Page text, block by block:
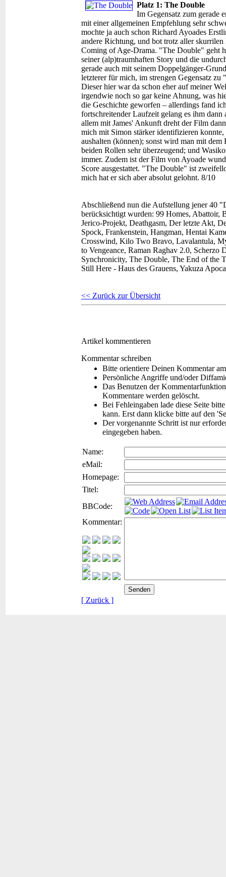
Platz 1: The Double
Im Gegensatz zum
mit einer allgemeinen Empfehlung sehr
mochte ja auch schon Richard Ayoades
andere Richtung, und bot trotz aller
Coming of Age-Drama. "The Double" geht
seiner (alp)traumhaften Story und die
gerade auch mit seinem Doppelgänger-
letzterer für mich, im strengen Gegensatz
Dieser hier war da schon eher auf meiner
irgendwie noch so gar keine Ahnung, was
die Geschichte geworfen – allerdings fand
fortschreitender Laufzeit gelang es ihm
allem mit James' Ankunft dreht der Film
mich mit Simon stärker identifizieren konnte,
aushalten (können); sonst wird man mit
beiden Rollen sehr überzeugend; und
immer. Zudem ist der Film von Ayoade
Score ausgestattet. "The Double" ist
mich hat er sich aber absolut gelohnt. 8/10
Abschließend nun die Aufstellung jener
berücksichtigt wurden: 99 Homes,
Jerico-Projekt, Deathgasm, Der letzte Akt,
Spock, Frankenstein, Hangman, Hentai
Crosswind, Kilo Two Bravo, Lavalantula,
to Vengeance, Raman Raghav 2.0,
Synchronicity, The Double, The End of the
Still Here - Haus des Grauens, Yakuza
<< Zurück zur Übersicht
Artikel kommentieren
Kommentar schreiben
Bitte orientiere Deinen Kommentar
Persönliche Angriffe und/oder
Das Benutzen der
Kommentare werden gelöscht.
Bei Fehleingaben lade diese Seite
kann. Erst dann klicke bitte auf den
Der vorgenannte Schritt ist nur
eingegeben haben.
Name:
eMail:
Homepage:
Titel:
BBCode:
Kommentar:
[ Zurück ]